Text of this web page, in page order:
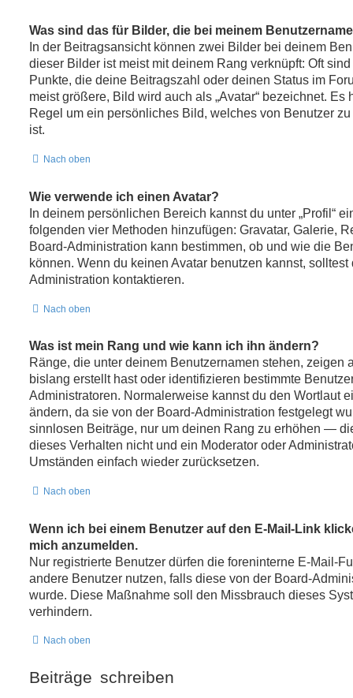
Was sind das für Bilder, die bei meinem
In der Beitragsansicht können zwei Bilder bei deinem
dieser Bilder ist meist mit deinem Rang verknüpft: Oft
Punkte, die deine Beitragszahl oder deinen Status im
meist größere, Bild wird auch als „Avatar“ bezeichnet.
Regel um ein persönliches Bild, welches von Benutzer
ist.
Nach oben
Wie verwende ich einen Avatar?
In deinem persönlichen Bereich kannst du unter „Profil“
folgenden vier Methoden hinzufügen: Gravatar, Galerie,
Board-Administration kann bestimmen, ob und wie die
können. Wenn du keinen Avatar benutzen kannst, solltest
Administration kontaktieren.
Nach oben
Was ist mein Rang und wie kann ich ihn ändern?
Ränge, die unter deinem Benutzernamen stehen, zeigen
bislang erstellt hast oder identifizieren bestimmte
Administratoren. Normalerweise kannst du den Wortlaut
ändern, da sie von der Board-Administration festgelegt
sinnlosen Beiträge, nur um deinen Rang zu erhöhen —
dieses Verhalten nicht und ein Moderator oder
Umständen einfach wieder zurücksetzen.
Nach oben
Wenn ich bei einem Benutzer auf den E-Mail-Link
mich anzumelden.
Nur registrierte Benutzer dürfen die foreninterne E-Mail-
andere Benutzer nutzen, falls diese von der Board-
wurde. Diese Maßnahme soll den Missbrauch dieses
verhindern.
Nach oben
Beiträge schreiben